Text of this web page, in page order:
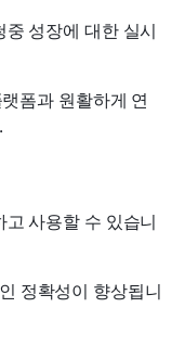
성장에 대한 실시
폼과 원활하게 연
사용할 수 있습니
정확성이 향상됩니